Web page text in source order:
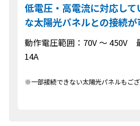
低電圧・高電流に対応して
な太陽光パネルとの接続
動作電圧範囲：70V ～ 450V
14A
※一部接続できない太陽光パネルもござ